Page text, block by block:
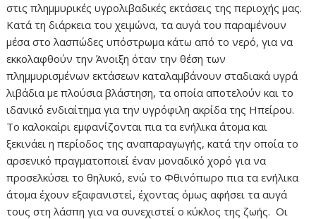
στις πλημμυρικές υγρολιβαδικές εκτάσεις της περιοχής μας.
Κατά τη διάρκεια του χειμώνα, τα αυγά του παραμένουν
μέσα στο λασπώδες υπόστρωμα κάτω από το νερό, για να
εκκολαφθούν την Άνοιξη όταν την θέση των
πλημμυρισμένων εκτάσεων καταλαμβάνουν σταδιακά υγρά
λιβάδια με πλούσια βλάστηση, τα οποία αποτελούν και το
ιδανικό ενδιαίτημα για την υγρόφιλη ακρίδα της Ηπείρου.
Το καλοκαίρι εμφανίζονται πια τα ενήλικα άτομα και
ξεκινάει η περίοδος της αναπαραγωγής, κατά την οποία το
αρσενικό πραγματοποιεί έναν μοναδικό χορό για να
προσελκύσει το θηλυκό, ενώ το Φθινόπωρο πια τα ενήλικα
άτομα έχουν εξαφανιστεί, έχοντας όμως αφήσει τα αυγά
τους στη λάσπη για να συνεχιστεί ο κύκλος της ζωής. Οι